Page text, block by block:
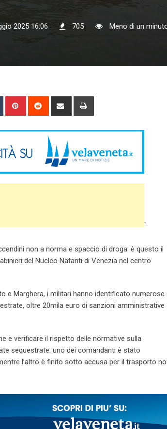
2025 16:06 705 Meno di un
Tumblr Pinterest Reddit
Share
"
non a norma e spaccio di droga: è questo il
del Nucleo Natanti di Venezia nel centro
e Marghera, i militari hanno identificato numerose
oltre 20mila euro di sanzioni amministrative
e verificare il rispetto delle normative sulla
sequestrate: uno dei comandanti è stato
l’altro è finito sotto accusa per il trasporto